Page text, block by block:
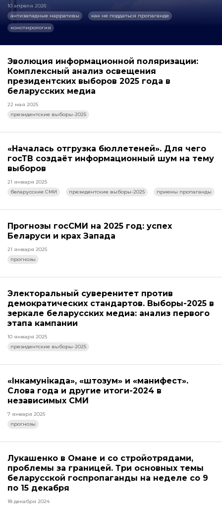
10 апреля 2026
антизападные нарративы
как не поддаться пропаганде
конспирология
Эволюция информационной поляризации:
Комплексный анализ освещения
президентских выборов 2025 года в
беларусских медиа
22 мая 2025
президентские выборы-2025
«Началась отгрузка бюллетеней». Для чего
госТВ создаёт информационный шум на тему
выборов
21 января 2025
беларусские СМИ
президентские выборы-2025 приемы пропаганды
Прогнозы госСМИ на 2025 год: успех
Беларуси и крах Запада
21 января 2025
прогнозы
Электоральный суверенитет против
демократических стандартов. Выборы-2025 в
зеркале беларусских медиа: анализ первого
этапа кампании
10 января 2025
президентские выборы-2025
«Інкамунікада», «штозум» и «манифест».
Слова года и другие итоги-2024 в
независимых СМИ
7 января 2025
прогнозы
Лукашенко в Омане и со стройотрядами,
проблемы за границей. Три основных темы
беларусской госпропаганды на неделе со 9
по 15 декабря
18 декабря 2024